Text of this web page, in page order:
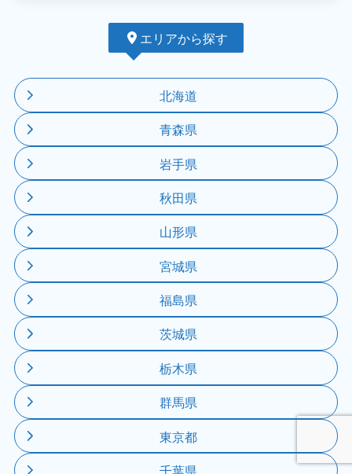
エリアから探す
北海道
青森県
岩手県
秋田県
山形県
宮城県
福島県
茨城県
栃木県
群馬県
東京都
千葉県